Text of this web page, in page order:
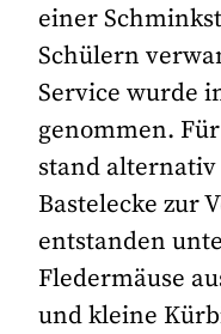
einer
Schülern
Service wurde
genommen.
stand
Bastelecke zur
entstanden
Fledermäuse
und kleine